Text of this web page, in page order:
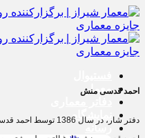
پرش
به
محتوا
معمار
نمایشگاه
رسانه
احمد قدسی منش
دفتر شار، در سال 1386 توسط احمد قدسی منش در شیراز تاسیس شد. محور اصلی فعالیت دفتر، پروژه های طراحی معماری، طراحی داخلی، طراحی منظر و نظارت معماری می باشد.